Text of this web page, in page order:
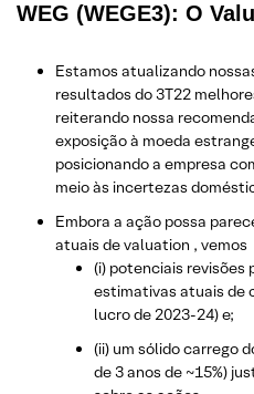
WEG (WEGE3): O
Estamos atualizando
resultados do 3T22
reiterando nossa
exposição à moeda
posicionando a empresa
meio às incertezas
Embora a ação possa
atuais de valuation , vemos
(i) potenciais revisões
estimativas atuais de
lucro de 2023-24) e;
(ii) um sólido carrego
de 3 anos de ~15%)